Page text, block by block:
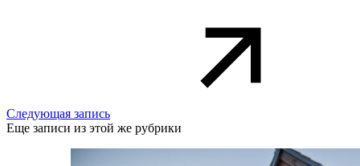
Следующая запись
Еще записи из этой же рубрики